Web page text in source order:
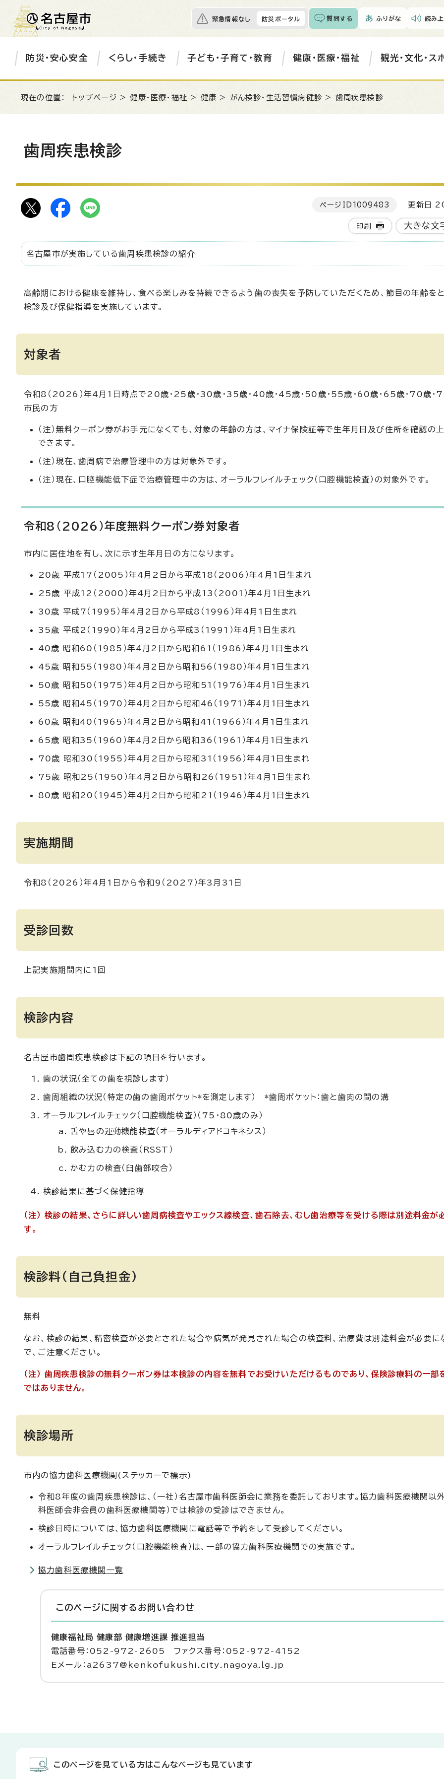
緊急情報なし 防災ポータル 質問する ふりがな 読み
防災・安心安全 くらし・手続き 子ども・子育て・教育 健康・医療・福祉 観光・文化・ス
現在の位置： トップページ >健康・医療・福祉 > 健康 > がん検診・生活習慣病健診 > 歯周疾患検診
歯周疾患検診
ページID 1009483 更新日
印刷 大きな文
名古屋市が実施している歯周疾患検診の紹介
高齢期における健康を維持し、食べる楽しみを持続できるよう歯の喪失を予防していただくため、節目の年齢を
検診及び保健指導を実施しています。
対象者
令和8（2026）年4月1日時点で20歳・25歳・30歳・35歳・40歳・45歳・50歳・55歳・60歳・65歳・70歳・
市民の方
（注）無料クーポン券がお手元になくても、対象の年齢の方は、マイナ保険証等で生年月日及び住所を確認の
できます。
（注）現在、歯周病で治療管理中の方は対象外です。
（注）現在、口腔機能低下症で治療管理中の方は、オーラルフレイルチェック（口腔機能検査）の対象外です。
令和8（2026）年度無料クーポン券対象者
市内に居住地を有し、次に示す生年月日の方になります。
20歳 平成17（2005）年4月2日から平成18（2006）年4月1日生まれ
25歳 平成12（2000）年4月2日から平成13（2001）年4月1日生まれ
30歳 平成7（1995）年4月2日から平成8（1996）年4月1日生まれ
35歳 平成2（1990）年4月2日から平成3（1991）年4月1日生まれ
40歳 昭和60（1985）年4月2日から昭和61（1986）年4月1日生まれ
45歳 昭和55（1980）年4月2日から昭和56（1980）年4月1日生まれ
50歳 昭和50（1975）年4月2日から昭和51（1976）年4月1日生まれ
55歳 昭和45（1970）年4月2日から昭和46（1971）年4月1日生まれ
60歳 昭和40（1965）年4月2日から昭和41（1966）年4月1日生まれ
65歳 昭和35（1960）年4月2日から昭和36（1961）年4月1日生まれ
70歳 昭和30（1955）年4月2日から昭和31（1956）年4月1日生まれ
75歳 昭和25（1950）年4月2日から昭和26（1951）年4月1日生まれ
80歳 昭和20（1945）年4月2日から昭和21（1946）年4月1日生まれ
実施期間
令和8（2026）年4月1日から令和9（2027）年3月31日
受診回数
上記実施期間内に1回
検診内容
名古屋市歯周疾患検診は下記の項目を行います。
歯の状況（全ての歯を視診します）
歯周組織の状況（特定の歯の歯周ポケット*を測定します） *歯周ポケット：歯と歯肉の間の溝
オーラルフレイルチェック（口腔機能検査）（75・80歳のみ）
舌や唇の運動機能検査（オーラルディアドコキネシス）
飲み込む力の検査（RSST）
かむ力の検査（臼歯部咬合）
検診結果に基づく保健指導
（注） 検診の結果、さらに詳しい歯周病検査やエックス線検査、歯石除去、むし歯治療等を受ける際は別途料金が
す。
検診料(自己負担金)
無料
なお、検診の結果、精密検査が必要とされた場合や病気が発見された場合の検査料、治療費は別途料金が必要に
で、ご注意ください。
（注） 歯周疾患検診の無料クーポン券は本検診の内容を無料でお受けいただけるものであり、保険診療料の一部
ではありません。
検診場所
市内の協力歯科医療機関(ステッカーで標示)
令和8年度の歯周疾患検診は、（一社）名古屋市歯科医師会に業務を委託しております。協力歯科医療機関以
科医師会非会員の歯科医療機関等）では検診の受診はできません。
検診日時については、協力歯科医療機関に電話等で予約をして受診してください。
オーラルフレイルチェック（口腔機能検査）は、一部の協力歯科医療機関での実施です。
協力歯科医療機関一覧
このページに関する お問い合わせ
健康福祉局 健康部 健康増進課 推進担当
電話番号：052-972-2605 ファクス番号：052-972-4152
Eメール：a2637@kenkofukushi.city.nagoya.lg.jp
このページを見ている方はこんなページも見ています